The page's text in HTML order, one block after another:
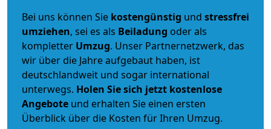
Bei uns können Sie kostengünstig und stressfrei
umziehen, sei es als Beiladung oder als
kompletter Umzug. Unser Partnernetzwerk, das
wir über die Jahre aufgebaut haben, ist
deutschlandweit und sogar international
unterwegs. Holen Sie sich jetzt kostenlose
Angebote und erhalten Sie einen ersten
Überblick über die Kosten für Ihren Umzug.